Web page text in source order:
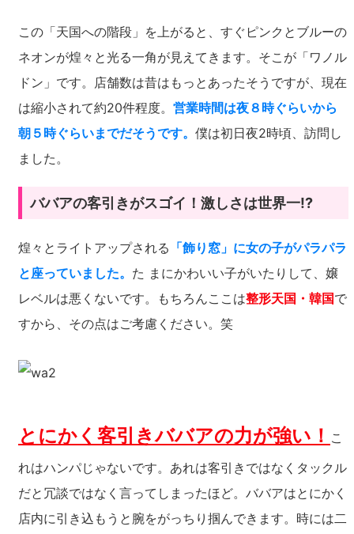
この「天国への階段」を上がると、すぐピンクとブルーの
ネオンが煌々と光る一角が見えてきます。そこが「ワノル
ドン」です。店舗数は昔はもっとあったそうですが、現在
は縮小されて約20件程度。 営業時間は夜８時ぐらいから
朝５時ぐらいまでだそうです。 僕は初日夜2時頃、訪問し
ました。
ババアの客引きがスゴイ！激しさは世界一!?
煌々とライトアップされる 「飾り窓」に女の子がパラパラ
と座っていました。 た まにかわいい子がいたりして、嬢
レベルは悪くないです。もちろんここは整形天国・韓国で
すから、その点はご考慮ください。笑
とにかく客引きババアの力が強い！ こ
れはハンパじゃないです。あれは客引きではなくタックル
だと冗談ではなく言ってしまったほど。ババアはとにかく
店内に引き込もうと腕をがっちり掴んできます。時には二